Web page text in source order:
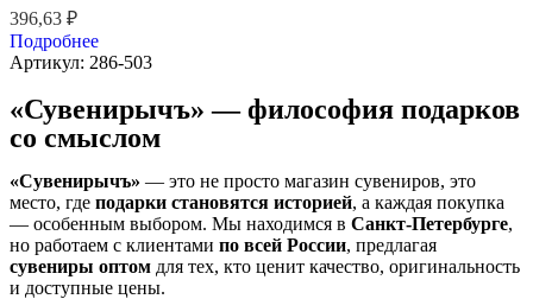
396,63 ₽
Подробнее
Артикул: 286-503
«Сувенирычъ» — философия подарков
со смыслом
«Сувенирычъ» — это не просто магазин сувениров, это
место, где подарки становятся историей, а каждая покупка
— особенным выбором. Мы находимся в Санкт-Петербурге,
но работаем с клиентами по всей России, предлагая
сувениры оптом для тех, кто ценит качество, оригинальность
и доступные цены.